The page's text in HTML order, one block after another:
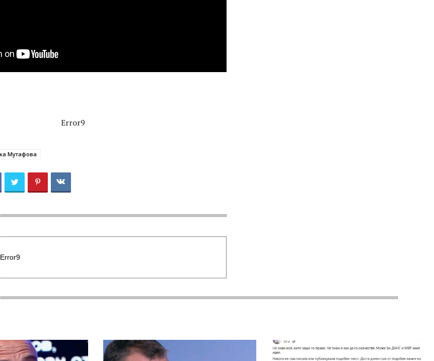
Error9
Мутафова
Error9